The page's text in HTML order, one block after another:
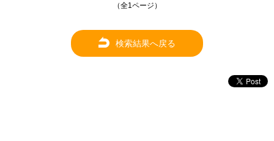
（全1ページ）
検索結果へ戻る